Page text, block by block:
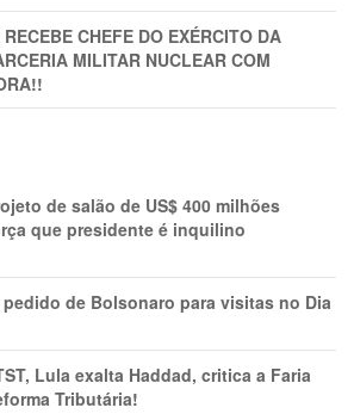
CHEFE DO EXÉRCITO DA
MILITAR NUCLEAR COM
de salão de US$ 400 milhões
que presidente é inquilino
pedido de Bolsonaro para visitas no Dia
Lula exalta Haddad, critica a Faria
Tributária!